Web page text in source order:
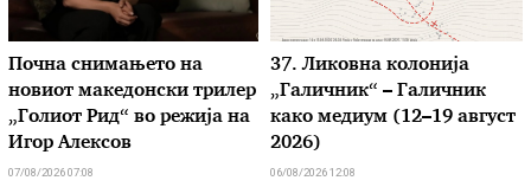
Почна снимањето на
новиот македонски трилер
„Голиот Рид“ во режија на
Игор Алексов
07/08/2026 07:08
37. Ликовна колонија
„Галичник“ – Галичник
како медиум (12–19 август
2026)
06/08/2026 12:08